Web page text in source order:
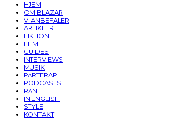
HJEM
OM BLAZAR
VI ANBEFALER
ARTIKLER
FIKTION
FILM
GUIDES
INTERVIEWS
MUSIK
PARTERAPI
PODCASTS
RANT
IN ENGLISH
STYLE
KONTAKT